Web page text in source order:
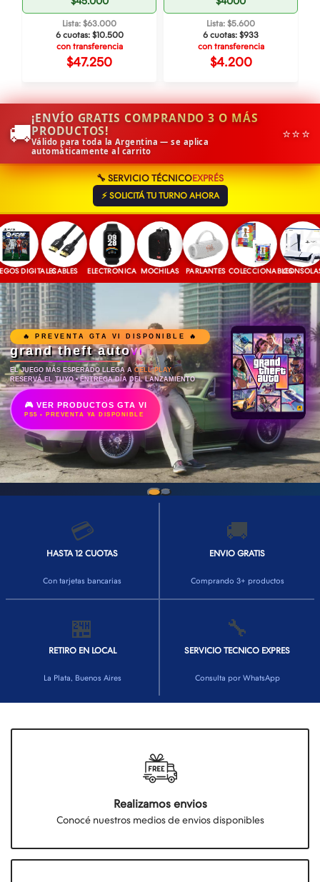
Lista: $63.000
6 cuotas: $10.500
con transferencia
$47.250
Lista: $5.600
6 cuotas: $933
con transferencia
$4.200
🚚¡ENVÍO GRATIS COMPRANDO 3 O MÁS
PRODUCTOS!
Válido para toda la Argentina — se aplica
automáticamente al carrito
⭐⭐⭐
🔧 SERVICIO TÉCNICOEXPRÉS
⚡ SOLICITÁ TU TURNO AHORA
DIGITALESCABLES ELECTRONICA MOCHILAS PARLANTES COLECCIONABLESCONSOLAS
🔥 PREVENTA GTA VI DISPONIBLE 🔥
grand theft autoVI
EL JUEGO MÁS ESPERADO LLEGA A CELL PLAY
RESERVÁ EL TUYO • ENTREGA DÍA DEL LANZAMIENTO
🎮 VER PRODUCTOS GTA VI
PS5 • PREVENTA YA DISPONIBLE
💳
HASTA 12 CUOTAS
Con tarjetas bancarias
🚚
ENVIO GRATIS
Comprando 3+ productos
🏪
RETIRO EN LOCAL
La Plata, Buenos Aires
🔧
SERVICIO TECNICO EXPRES
Consulta por WhatsApp
Realizamos envios
Conocé nuestros medios de envios disponibles